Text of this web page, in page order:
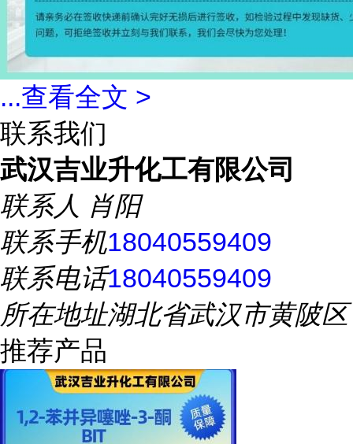
...查看全文 >
联系我们
武汉吉业升化工有限公司
联系人 肖阳
联系手机18040559409
联系电话18040559409
所在地址湖北省武汉市黄陂区
推荐产品